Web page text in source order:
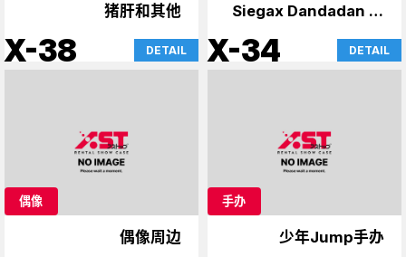
猪肝和其他
X-38 DETAIL
Siegax Dandadan 等
人
X-34 DETAIL
偶像
偶像周边
手办
少年Jump手办